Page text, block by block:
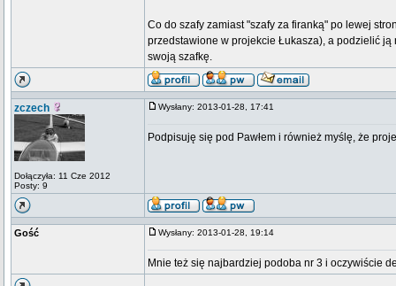
Co do szafy zamiast "szafy za firanką" po lewej
przedstawione w projekcie Łukasza), a podzielić ją
swoją szafkę.
zczech
Dołączyła: 11 Cze 2012
Posty: 9
Wysłany: 2013-01-28, 17:41
Podpisuję się pod Pawłem i również myślę, że
Gość Wysłany: 2013-01-28, 19:14
Mnie też się najbardziej podoba nr 3 i oczywiście